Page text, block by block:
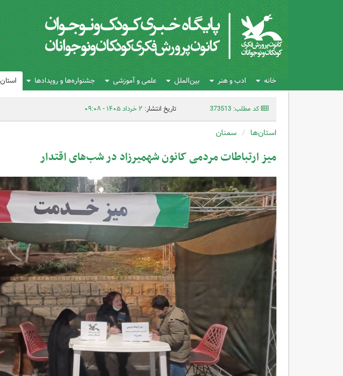
خانه ادب و هنر بین‌الملل علمی و آموزشی جشنواره‌ها و رویدادها
کد مطلب: 373513 تاریخ انتشار: ۲ خرداد ۱۴۰۵ - ۰۹:۰۸
استان‌ها سمنان
میز ارتباطات مردمی کانون شهمیرزاد در شب‌های اقتدار